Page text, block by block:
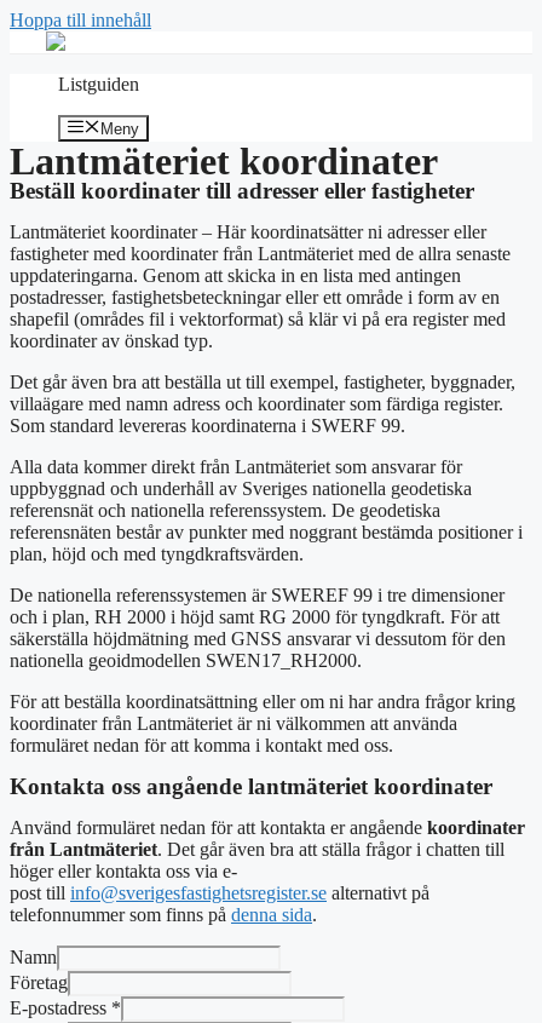
Hoppa till innehåll
Listguiden
Meny
Lantmäteriet koordinater
Beställ koordinater till adresser eller fastigheter
Lantmäteriet koordinater – Här koordinatsätter ni adresser eller
fastigheter med koordinater från Lantmäteriet med de allra senaste
uppdateringarna. Genom att skicka in en lista med antingen
postadresser, fastighetsbeteckningar eller ett område i form av en
shapefil (områdes fil i vektorformat) så klär vi på era register med
koordinater av önskad typ.
Det går även bra att beställa ut till exempel, fastigheter, byggnader,
villaägare med namn adress och koordinater som färdiga register.
Som standard levereras koordinaterna i SWERF 99.
Alla data kommer direkt från Lantmäteriet som ansvarar för
uppbyggnad och underhåll av Sveriges nationella geodetiska
referensnät och nationella referenssystem. De geodetiska
referensnäten består av punkter med noggrant bestämda positioner i
plan, höjd och med tyngdkraftsvärden.
De nationella referenssystemen är SWEREF 99 i tre dimensioner
och i plan, RH 2000 i höjd samt RG 2000 för tyngdkraft. För att
säkerställa höjdmätning med GNSS ansvarar vi dessutom för den
nationella geoidmodellen SWEN17_RH2000.
För att beställa koordinatsättning eller om ni har andra frågor kring
koordinater från Lantmäteriet är ni välkommen att använda
formuläret nedan för att komma i kontakt med oss.
Kontakta oss angående lantmäteriet koordinater
Använd formuläret nedan för att kontakta er angående koordinater
från Lantmäteriet. Det går även bra att ställa frågor i chatten till
höger eller kontakta oss via e-
post till info@sverigesfastighetsregister.se alternativt på
telefonnummer som finns på denna sida.
Namn
Företag
E-postadress *